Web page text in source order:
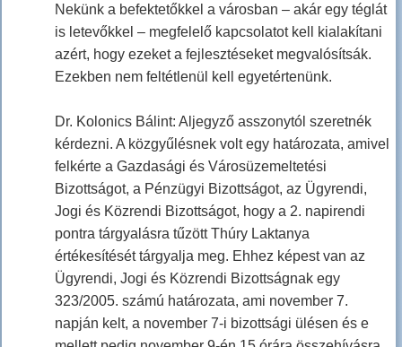
Nekünk a befektetőkkel a városban – akár egy téglát
is letevőkkel – megfelelő kapcsolatot kell kialakítani
azért, hogy ezeket a fejlesztéseket megvalósítsák.
Ezekben nem feltétlenül kell egyetértenünk.
Dr. Kolonics Bálint: Aljegyző asszonytól szeretnék
kérdezni. A közgyűlésnek volt egy határozata, amivel
felkérte a Gazdasági és Városüzemeltetési
Bizottságot, a Pénzügyi Bizottságot, az Ügyrendi,
Jogi és Közrendi Bizottságot, hogy a 2. napirendi
pontra tárgyalásra tűzött Thúry Laktanya
értékesítését tárgyalja meg. Ehhez képest van az
Ügyrendi, Jogi és Közrendi Bizottságnak egy
323/2005. számú határozata, ami november 7.
napján kelt, a november 7-i bizottsági ülésen és e